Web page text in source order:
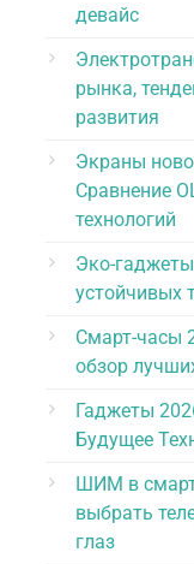
девайс
рынка,
развития
Экраны
Сравнение
технологий
Эко-
устойчивых
Смарт-часы
обзор
Гаджеты
Будущее
ШИМ в
выбрать
глаз